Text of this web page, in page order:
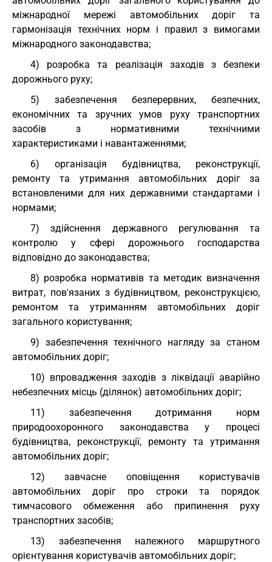
міжнародної мережі автомобільних доріг та
гармонізація технічних норм і правил з вимогами
міжнародного законодавства;
4) розробка та реалізація заходів з безпеки
дорожнього руху;
5) забезпечення безперервних, безпечних,
економічних та зручних умов руху транспортних
засобів з нормативними технічними
характеристиками і навантаженнями;
6) організація будівництва, реконструкції,
ремонту та утримання автомобільних доріг за
встановленими для них державними стандартами і
нормами;
7) здійснення державного регулювання та
контролю у сфері дорожнього господарства
відповідно до законодавства;
8) розробка нормативів та методик визначення
витрат, пов'язаних з будівництвом, реконструкцією,
ремонтом та утриманням автомобільних доріг
загального користування;
9) забезпечення технічного нагляду за станом
автомобільних доріг;
10) впровадження заходів з ліквідації аварійно
небезпечних місць (ділянок) автомобільних доріг;
11) забезпечення дотримання норм
природоохоронного законодавства у процесі
будівництва, реконструкції, ремонту та утримання
автомобільних доріг;
12) завчасне оповіщення користувачів
автомобільних доріг про строки та порядок
тимчасового обмеження або припинення руху
транспортних засобів;
13) забезпечення належного маршрутного
орієнтування користувачів автомобільних доріг;